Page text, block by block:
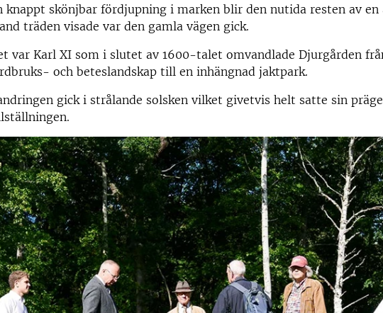
knappt skönjbar fördjupning i marken blir den nutida resten av en
träden visade var den gamla vägen gick.
var Karl XI som i slutet av 1600-talet omvandlade Djurgården
och beteslandskap till en inhängnad jaktpark.
gick i strålande solsken vilket givetvis helt satte sin